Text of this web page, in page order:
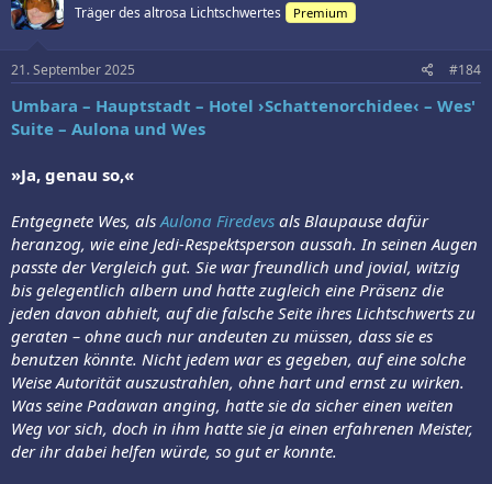
Träger des altrosa Lichtschwertes Premium
21. September 2025 #184
Umbara – Hauptstadt – Hotel ›Schattenorchidee‹ – Wes'
Suite – Aulona und Wes
»Ja, genau so,«
Entgegnete Wes, als Aulona Firedevs als Blaupause dafür
heranzog, wie eine Jedi-Respektsperson aussah. In seinen Augen
passte der Vergleich gut. Sie war freundlich und jovial, witzig
bis gelegentlich albern und hatte zugleich eine Präsenz die
jeden davon abhielt, auf die falsche Seite ihres Lichtschwerts zu
geraten – ohne auch nur andeuten zu müssen, dass sie es
benutzen könnte. Nicht jedem war es gegeben, auf eine solche
Weise Autorität auszustrahlen, ohne hart und ernst zu wirken.
Was seine Padawan anging, hatte sie da sicher einen weiten
Weg vor sich, doch in ihm hatte sie ja einen erfahrenen Meister,
der ihr dabei helfen würde, so gut er konnte.